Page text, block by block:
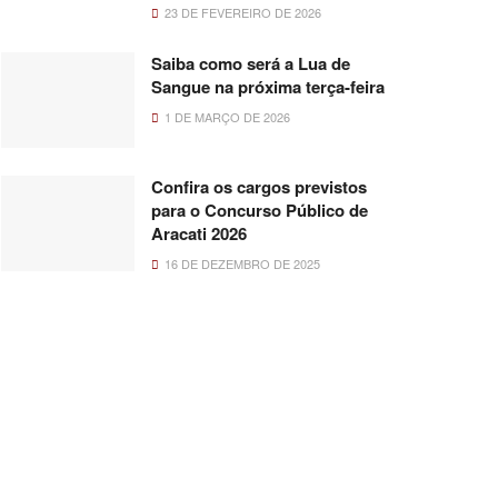
23 DE FEVEREIRO DE 2026
Saiba como será a Lua de
Sangue na próxima terça-feira
1 DE MARÇO DE 2026
Confira os cargos previstos
para o Concurso Público de
Aracati 2026
16 DE DEZEMBRO DE 2025